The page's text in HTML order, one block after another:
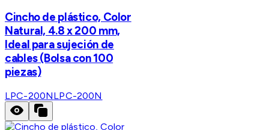
Cincho de plástico, Color
Natural, 4.8 x 200 mm,
Ideal para sujeción de
cables (Bolsa con 100
piezas)
LPC-200NLPC-200N